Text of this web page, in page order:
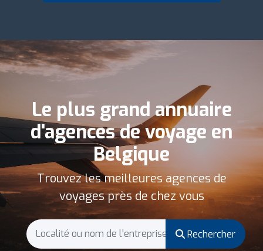
Le plus grand annuaire
d'agences de voyage en
Belgique
Trouvez les meilleures agences de
voyages près de chez vous
Rechercher